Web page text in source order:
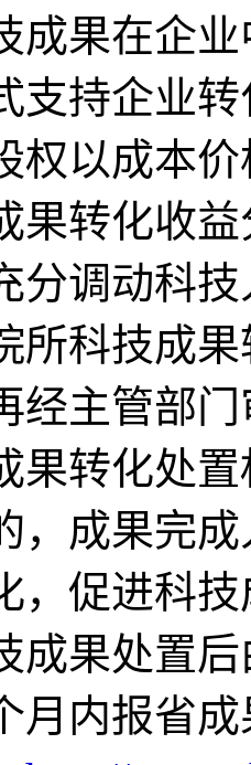
成果在企
支持企业
权以成本
果转化收
分调动科
所科技成
经主管部
果转化处
，成果完
，促进科
成果处置
月内报省